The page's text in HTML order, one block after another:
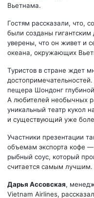
Вьетнама.
Гостям рассказали, что,
были созданы
уверены, что он живет и
океана, окружающих
Туристов в стране ждет
пещера Шондонг
А любителей необычных
уникальный театр кукол
и существующий уже
Участники презентации
объемам экспорта кофе
рыбный соус, который
считается самым лучшим.
Дарья Ассовская,
Vietnam Airlines,